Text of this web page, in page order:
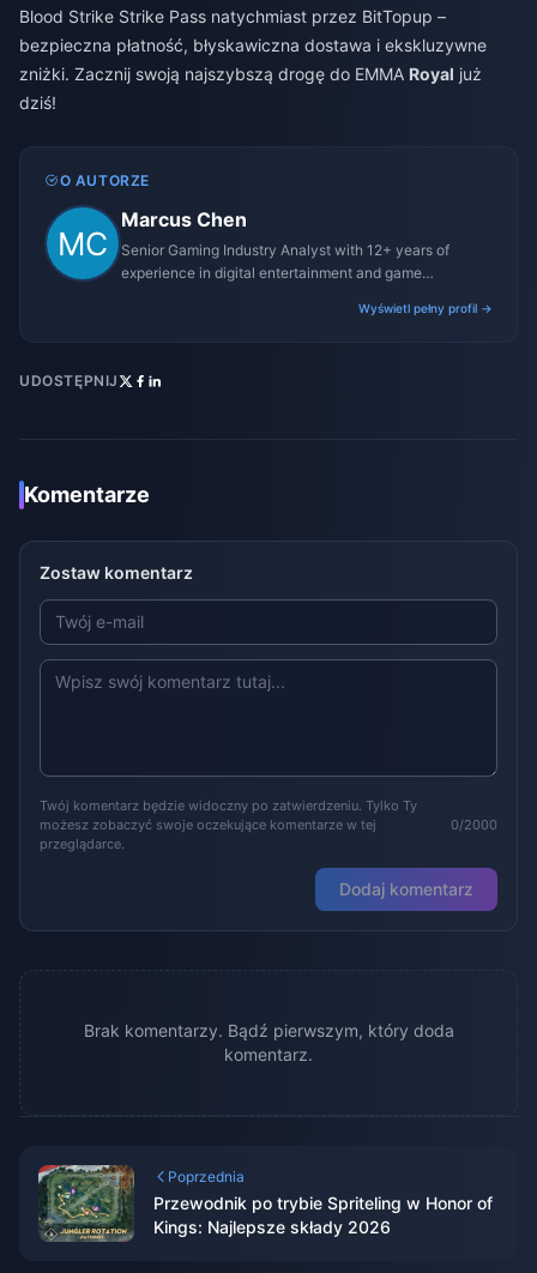
Blood Strike Strike Pass natychmiast przez BitTopup –
bezpieczna płatność, błyskawiczna dostawa i ekskluzywne
zniżki. Zacznij swoją najszybszą drogę do EMMA Royal już
dziś!
O AUTORZE
Marcus Chen
Senior Gaming Industry Analyst with 12+ years of
experience in digital entertainment and game
Wyświetl pełny profil →
UDOSTĘPNIJ
Komentarze
Zostaw komentarz
Twój komentarz będzie widoczny po zatwierdzeniu. Tylko Ty
możesz zobaczyć swoje oczekujące komentarze w tej
przeglądarce.
0/2000
Dodaj komentarz
Brak komentarzy. Bądź pierwszym, który doda
komentarz.
Poprzednia
Przewodnik po trybie Spriteling w Honor of
Kings: Najlepsze składy 2026